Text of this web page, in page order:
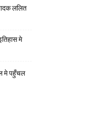
ललित
मे
मे पहुँचल